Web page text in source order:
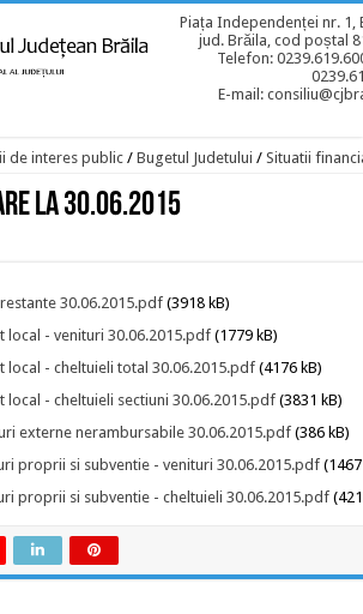
Piața Independenței nr. 1,
jud. Brăila, cod poștal
Telefon:
E-mail:
de interes public / Bugetul Judetului / Situatii
la 30.06.2015
30.06.2015.pdf(3918 kB)
local - venituri 30.06.2015.pdf (1779 kB)
local - cheltuieli total 30.06.2015.pdf (4176 kB)
local - cheltuieli sectiuni 30.06.2015.pdf (3831 kB)
externe nerambursabile 30.06.2015.pdf (386 kB)
proprii si subventie - venituri 30.06.2015.pdf
proprii si subventie - cheltuieli 30.06.2015.pdf